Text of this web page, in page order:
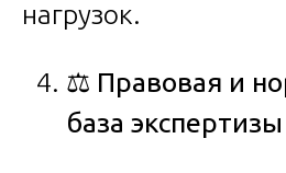
нагрузок.
⚖️ Правовая и
база